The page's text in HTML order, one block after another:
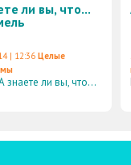
ли вы, что...
| 12:36 Целые
знаете ли вы, что...